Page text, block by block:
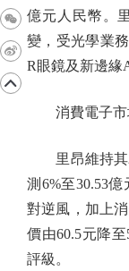
億元人民幣。
變，受光學業
R眼鏡及新邊緣
消費電子市
里昂維持其
測6%至30.53
對逆風，加上
價由60.5元降
評級。